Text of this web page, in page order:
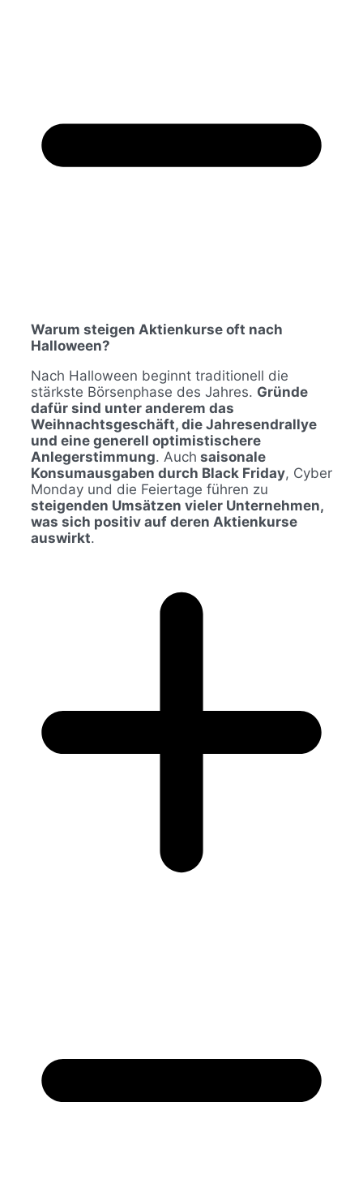
Warum steigen Aktienkurse oft nach
Halloween?
Nach Halloween beginnt traditionell die
stärkste Börsenphase des Jahres. Gründe
dafür sind unter anderem das
Weihnachtsgeschäft, die Jahresendrallye
und eine generell optimistischere
Anlegerstimmung. Auch saisonale
Konsumausgaben durch Black Friday, Cyber
Monday und die Feiertage führen zu
steigenden Umsätzen vieler Unternehmen,
was sich positiv auf deren Aktienkurse
auswirkt.